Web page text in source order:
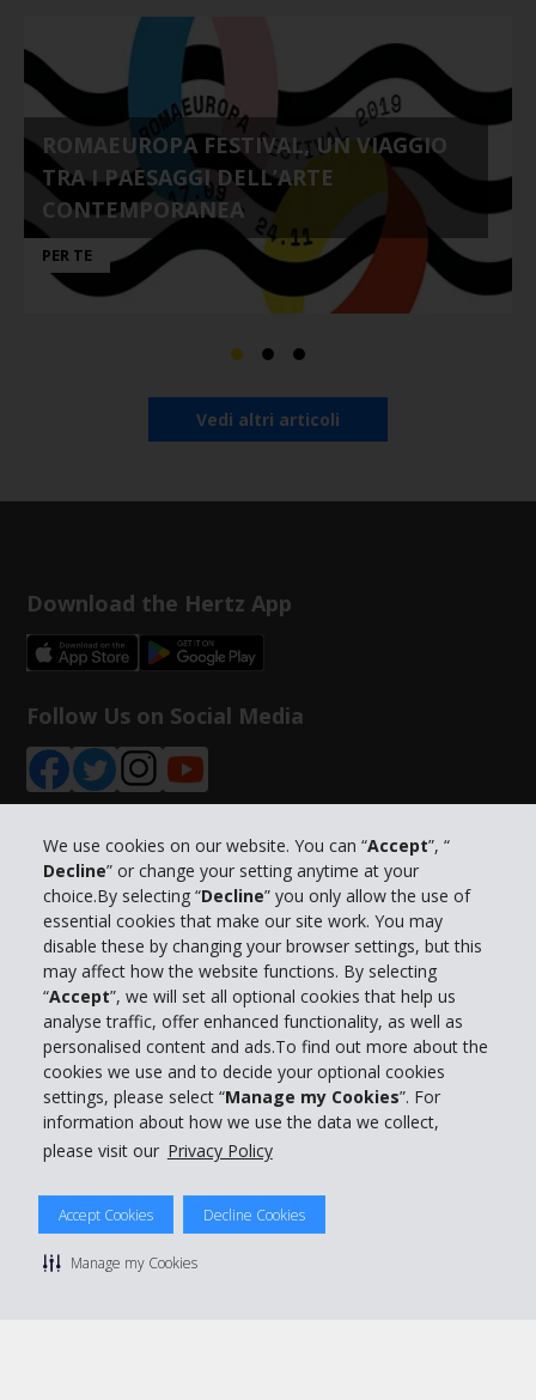
We use cookies on our website. You can “Accept”, “
Decline” or change your setting anytime at your
choice.By selecting “Decline” you only allow the use of
essential cookies that make our site work. You may
disable these by changing your browser settings, but this
may affect how the website functions. By selecting
“Accept”, we will set all optional cookies that help us
analyse traffic, offer enhanced functionality, as well as
personalised content and ads.To find out more about the
cookies we use and to decide your optional cookies
settings, please select “Manage my Cookies”. For
information about how we use the data we collect,
please visit our Privacy Policy
Accept Cookies Decline Cookies
Manage my Cookies
ROMAEUROPA FESTIVAL, UN VIAGGIO
TRA I PAESAGGI DELL’ARTE
CONTEMPORANEA
PER TE
Vedi altri articoli
Download the Hertz App
Follow Us on Social Media
Info su Hertz
Business
Customer Service
Prenota con Hertz
© 2026 The Hertz System, Inc.
Privacy Policy | Condizioni di Utilizzo |
Manage cookie preferences